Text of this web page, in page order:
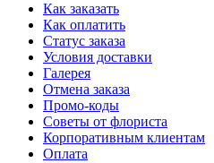
Как заказать
Как оплатить
Статус заказа
Условия доставки
Галерея
Отмена заказа
Промо-коды
Советы от флориста
Корпоративным клиентам
Оплата